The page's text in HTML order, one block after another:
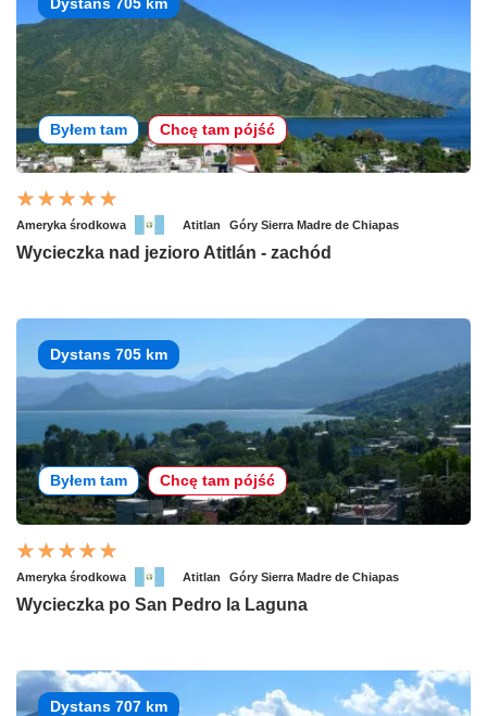
Byłem tam Chcę tam pójść
Ameryka środkowa Atitlan Góry Sierra Madre de Chiapas
Wycieczka nad jezioro Atitlán - zachód
Dystans 705 km
Byłem tam Chcę tam pójść
Ameryka środkowa Atitlan Góry Sierra Madre de Chiapas
Wycieczka po San Pedro la Laguna
Dystans 707 km